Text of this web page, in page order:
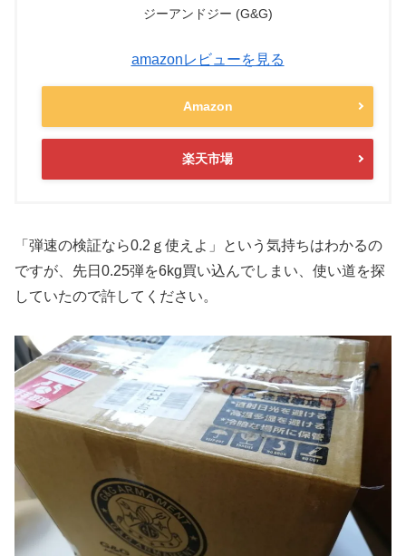
ジーアンドジー (G&G)
amazonレビューを見る
Amazon
楽天市場
「弾速の検証なら0.2ｇ使えよ」という気持ちはわかるの
ですが、先日0.25弾を6kg買い込んでしまい、使い道を探
していたので許してください。